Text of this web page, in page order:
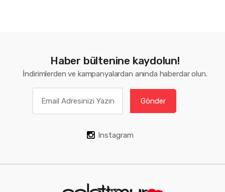
Haber bültenine kaydolun!
İndirimlerden ve kampanyalardan anında haberdar olun.
Gönder
Instagram